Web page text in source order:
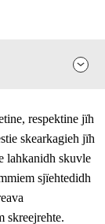
respektine jïh
skearkagieh jïh
lahkanidh skuvle
sjïehtedidh
skreejrehte.